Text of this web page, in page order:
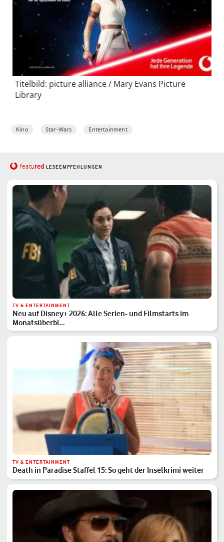
Titelbild: picture alliance / Mary Evans Picture
Library
Kino Star-Wars Entertainment
featured LESEEMPFEHLUNGEN
TV & ENTERTAINMENT
Neu auf Disney+ 2026: Alle Serien- und Filmstarts im
Monatsüberbl…
TV & ENTERTAINMENT
Death in Paradise Staffel 15: So geht der Inselkrimi weiter